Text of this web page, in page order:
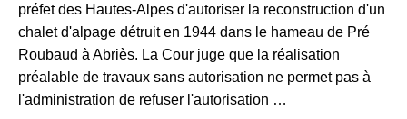
préfet des Hautes-Alpes d'autoriser la reconstruction d'un
chalet d'alpage détruit en 1944 dans le hameau de Pré
Roubaud à Abriès. La Cour juge que la réalisation
préalable de travaux sans autorisation ne permet pas à
l'administration de refuser l'autorisation …